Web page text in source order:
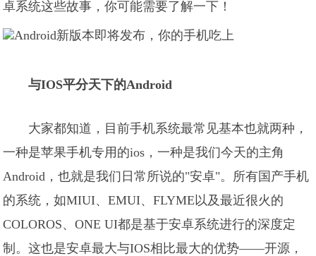
卓系统这些故事，你可能需要了解一下！
与IOS平分天下的Android
大家都知道，目前手机系统最常见基本也就两种，
一种是苹果手机专用的ios，一种是我们今天的主角
Android，也就是我们日常所说的"安卓"。所有国产手机
的系统，如MIUI、EMUI、FLYME以及最近很火的
COLOROS、ONE UI都是基于安卓系统进行的深度定
制。这也是安卓最大与IOS相比最大的优势——开源，